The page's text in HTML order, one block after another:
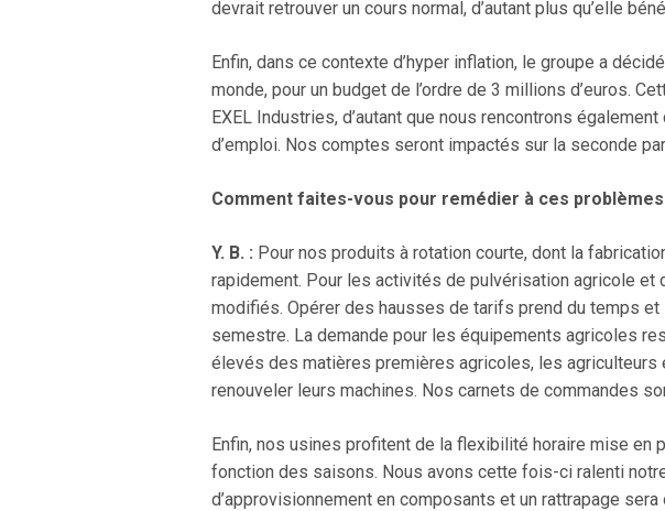
devrait retrouver un cours normal, d’autant plus qu’elle
Enfin, dans ce contexte d’hyper inflation, le groupe a
monde, pour un budget de l’ordre de 3 millions d’euros.
EXEL Industries, d’autant que nous rencontrons
d’emploi. Nos comptes seront impactés sur la seconde
Comment faites-vous pour remédier à ces problèmes
Y. B. : Pour nos produits à rotation courte, dont la
rapidement. Pour les activités de pulvérisation agricole et
modifiés. Opérer des hausses de tarifs prend du temps
semestre. La demande pour les équipements agricoles
élevés des matières premières agricoles, les
renouveler leurs machines. Nos carnets de commandes
Enfin, nos usines profitent de la flexibilité horaire mise en
fonction des saisons. Nous avons cette fois-ci ralenti
d’approvisionnement en composants et un rattrapage